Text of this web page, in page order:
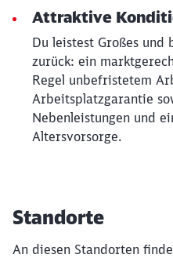
Attraktive
Du leistest Großes und
zurück: ein
Regel unbefristetem
Arbeitsplatzgarantie
Nebenleistungen und
Altersvorsorge.
Standorte
An diesen Standorten